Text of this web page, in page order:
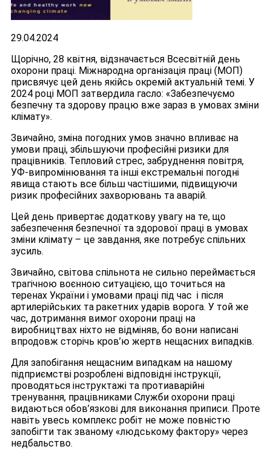
29.04.2024
Щорічно, 28 квітня, відзначається Всесвітній день
охорони праці. Міжнародна організація праці (МОП)
присвячує цей день якійсь окремій актуальній темі. У
2024 році МОП затвердила гасло: «Забезпечуємо
безпечну та здорову працю вже зараз в умовах зміни
клімату».
Звичайно, зміна погодних умов значно впливає на
умови праці, збільшуючи професійні ризики для
працівників. Тепловий стрес, забруднення повітря,
УФ-випромінювання та інші екстремальні погодні
явища стають все більш частішими, підвищуючи
ризик професійних захворювань та аварій.
Цей день привертає додаткову увагу на те, що
забезпечення безпечної та здорової праці в умовах
зміни клімату – це завдання, яке потребує спільних
зусиль.
Звичайно, світова спільнота не сильно переймається
трагічною воєнною ситуацією, що точиться на
теренах України і умовами праці під час і після
артилерійських та ракетних ударів ворога. У той же
час, дотримання вимог охорони праці на
виробництвах ніхто не відміняв, бо вони написані
впродовж сторічь кров’ю жертв нещасних випадків.
Для запобігання нещасним випадкам на нашому
підприємстві розроблені відповідні інструкції,
проводяться інструктажі та протиаварійні
тренування, працівниками Служби охорони праці
видаються обов’язкові для виконання приписи. Проте
навіть увесь комплекс робіт не може повністю
запобігти так званому «людському фактору» через
недбальство.